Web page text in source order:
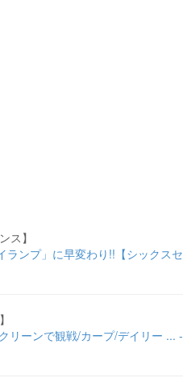
ス】
ランプ」に早変わり!!【シックスセ
リーンで観戦/カープ/デイリー ... -